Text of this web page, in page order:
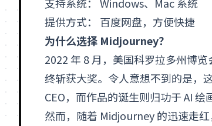
提供方式： 百度网盘，方便快捷
为什么选择 Midjourney？
2022 年 8 月，美国科罗拉多州博
终斩获大奖。令人意想不到的是，
CEO，而作品的诞生则归功于 AI
然而，随着 Midjourney 的迅速走